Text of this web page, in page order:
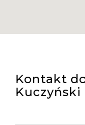
Kontakt
Kuczyński